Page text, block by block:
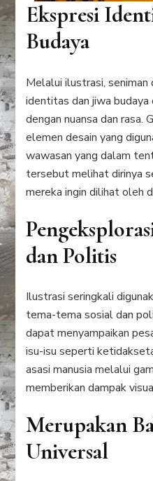
Ekspresi
Budaya
Melalui ilustrasi,
identitas dan jiwa budaya
dengan nuansa dan rasa.
elemen desain yang
wawasan yang dalam
tersebut melihat dirinya
mereka ingin dilihat oleh
dan Politis
Ilustrasi seringkali
tema-tema sosial dan
dapat menyampaikan
isu-isu seperti
asasi manusia melalui
memberikan dampak
Merupakan
Universal